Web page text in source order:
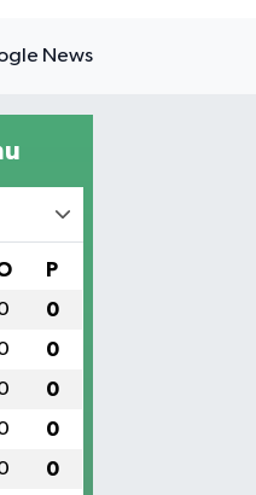
P
0
0
0
0
0